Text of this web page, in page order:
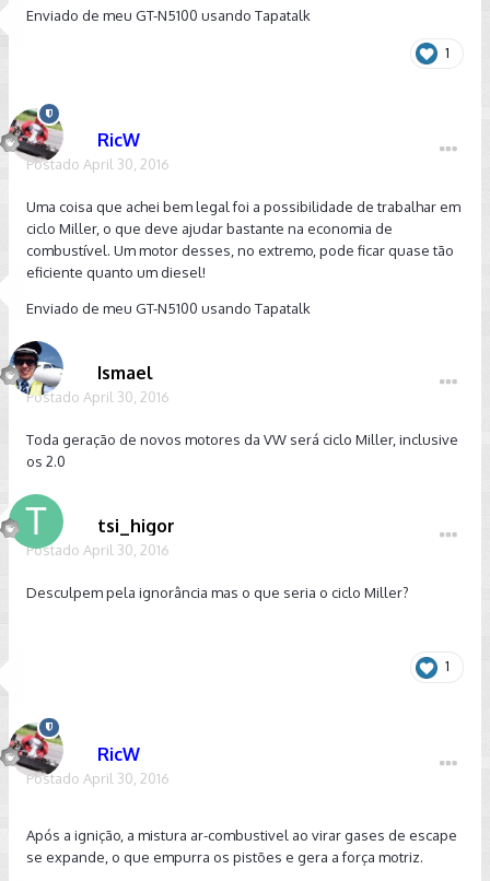
Enviado de meu GT-N5100 usando Tapatalk
1
RicW
Postado April 30, 2016
Uma coisa que achei bem legal foi a possibilidade de trabalhar em
ciclo Miller, o que deve ajudar bastante na economia de
combustível. Um motor desses, no extremo, pode ficar quase tão
eficiente quanto um diesel!
Enviado de meu GT-N5100 usando Tapatalk
Ismael
Postado April 30, 2016
Toda geração de novos motores da VW será ciclo Miller, inclusive
os 2.0
tsi_higor
Postado April 30, 2016
Desculpem pela ignorância mas o que seria o ciclo Miller?
1
RicW
Postado April 30, 2016
Após a ignição, a mistura ar-combustivel ao virar gases de escape
se expande, o que empurra os pistões e gera a força motriz.